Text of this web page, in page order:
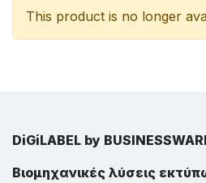
This product is no longer
DiGiLABEL by
Βιομηχανικές λύσεις